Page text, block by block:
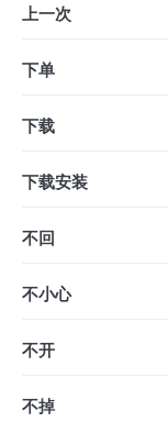
上一次
下单
下载
下载安装
不回
不小心
不开
不掉